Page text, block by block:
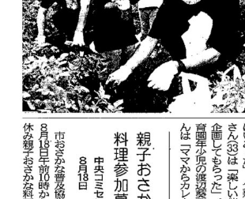
ブログ
住宅の無料相談会
カタログ請求
採用情報